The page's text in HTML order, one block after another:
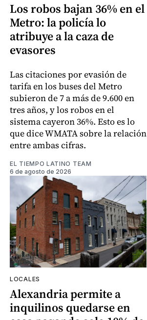
Los robos bajan 36% en el
Metro: la policía lo
atribuye a la caza de
evasores
Las citaciones por evasión de
tarifa en los buses del Metro
subieron de 7 a más de 9.600 en
tres años, y los robos en el
sistema cayeron 36%. Esto es lo
que dice WMATA sobre la relación
entre ambas cifras.
EL TIEMPO LATINO TEAM
6 de agosto de 2026
LOCALES
Alexandria permite a
inquilinos quedarse en